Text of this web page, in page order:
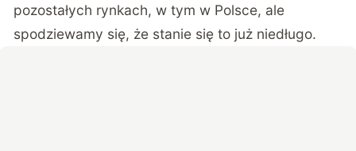
pozostałych rynkach, w tym w Polsce, ale
spodziewamy się, że stanie się to już niedługo.